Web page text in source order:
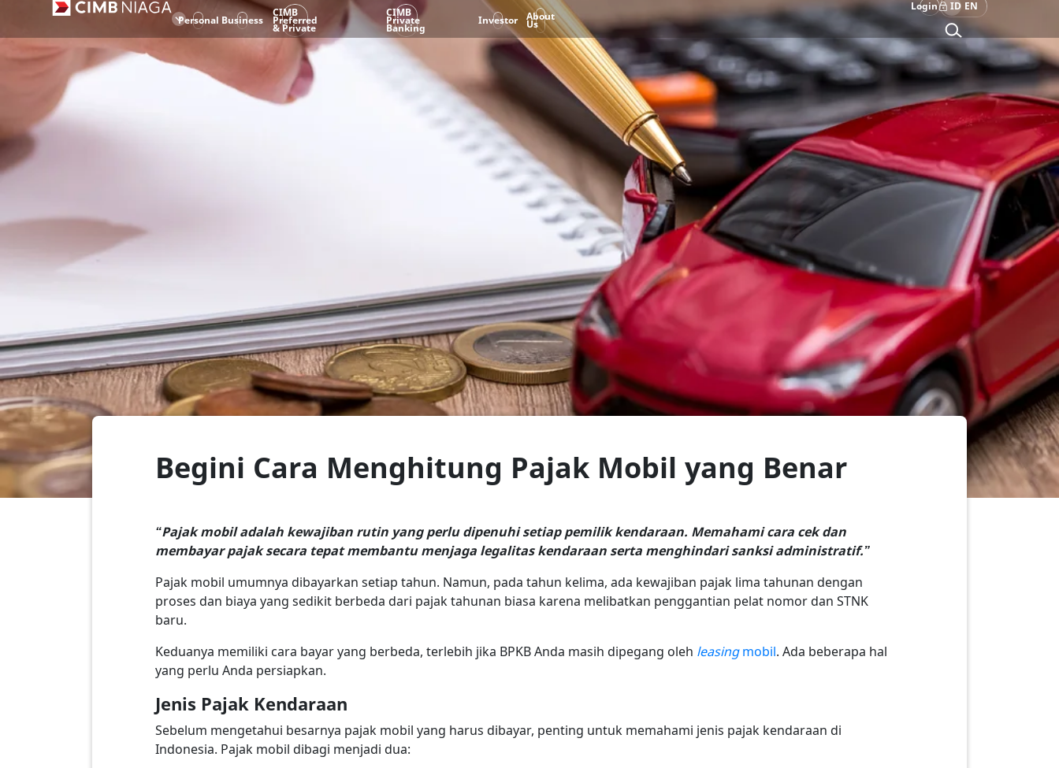
Personal Business
CIMB
Preferred
& Private
CIMB
Private
Banking
Investor About
Us
Login ID EN
Begini Cara Menghitung Pajak Mobil yang Benar
“Pajak mobil adalah kewajiban rutin yang perlu dipenuhi setiap pemilik kendaraan. Memahami cara cek dan
membayar pajak secara tepat membantu menjaga legalitas kendaraan serta menghindari sanksi administratif.”
Pajak mobil umumnya dibayarkan setiap tahun. Namun, pada tahun kelima, ada kewajiban pajak lima tahunan dengan
proses dan biaya yang sedikit berbeda dari pajak tahunan biasa karena melibatkan penggantian pelat nomor dan STNK
baru.
Keduanya memiliki cara bayar yang berbeda, terlebih jika BPKB Anda masih dipegang oleh leasingmobil. Ada beberapa hal
yang perlu Anda persiapkan.
Jenis Pajak Kendaraan
Sebelum mengetahui besarnya pajak mobil yang harus dibayar, penting untuk memahami jenis pajak kendaraan di
Indonesia. Pajak mobil dibagi menjadi dua: